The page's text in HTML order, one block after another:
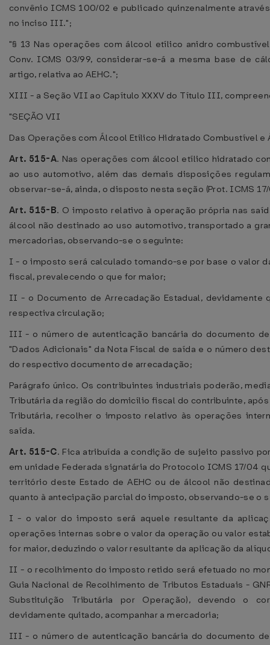
convênio ICMS 100/02 e publicado quinzenalmente
no inciso III.";
"§ 13 Nas operações com álcool etílico anidro
Conv. ICMS 03/99, considerar-se-á a mesma base de
artigo, relativa ao AEHC.";
XIII - a Seção VII ao Capítulo XXXV do Título III,
"SEÇÃO VII
Das Operações com Álcool Etílico Hidratado Combustível
Art. 515-A. Nas operações com álcool etílico hidratado
ao uso automotivo, além das demais disposições
observar-se-á, ainda, o disposto nesta seção (Prot. ICMS
Art. 515-B. O imposto relativo à operação própria nas
álcool não destinado ao uso automotivo, transportado a
mercadorias, observando-se o seguinte:
I - o imposto será calculado tomando-se por base o valor
fiscal, prevalecendo o que for maior;
II - o Documento de Arrecadação Estadual, devidamente
respectiva circulação;
III - o número de autenticação bancária do documento
"Dados Adicionais" da Nota Fiscal de saída e o número
do respectivo documento de arrecadação;
Parágrafo único. Os contribuintes industriais poderão,
Tributária da região do domicílio fiscal do contribuinte,
Tributária, recolher o imposto relativo às operações
saída.
Art. 515-C. Fica atribuída a condição de sujeito passivo
em unidade Federada signatária do Protocolo ICMS 17/04
território deste Estado de AEHC ou de álcool não
quanto à antecipação parcial do imposto, observando-se o
I - o valor do imposto será aquele resultante da
operações internas sobre o valor da operação ou valor
for maior, deduzindo o valor resultante da aplicação da
II - o recolhimento do imposto retido será efetuado no
Guia Nacional de Recolhimento de Tributos Estaduais -
Substituição Tributária por Operação), devendo o
devidamente quitado, acompanhar a mercadoria;
III - o número de autenticação bancária do documento